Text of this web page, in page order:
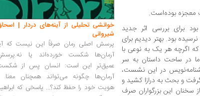
بوده‌است.
برای بررسی اثر جدید
بود. بهتر دیدیم برای
اگرچه هر یک به نوعی با
در ساحت داستان به سر
در این نشست،
و بحث به درازا کشید و
این بزرگواران صرف
خوانشی تحلیلی از آینه‌های دردار |
شیروانی
پرسش اصلی رمان صرفاً این نیست که
آرمان‌ها شکست خورده‌اند یا
عمیق‌تر این است: انسان پس از
آرمان‌ها چگونه می‌تواند همچنان معنا
هویت خود را حفظ کند؟... پاسخی که